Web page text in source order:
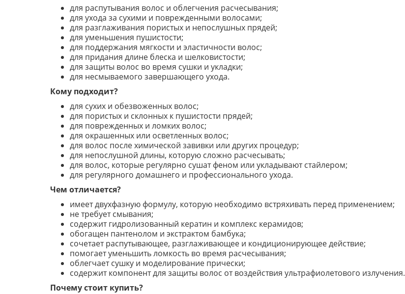
для распутывания волос и облегчения расчесывания;
для ухода за сухими и поврежденными волосами;
для разглаживания пористых и непослушных прядей;
для уменьшения пушистости;
для поддержания мягкости и эластичности волос;
для придания длине блеска и шелковистости;
для защиты волос во время сушки и укладки;
для несмываемого завершающего ухода.
Кому подходит?
для сухих и обезвоженных волос;
для пористых и склонных к пушистости прядей;
для поврежденных и ломких волос;
для окрашенных или осветленных волос;
для волос после химической завивки или других процедур;
для непослушной длины, которую сложно расчесывать;
для волос, которые регулярно сушат феном или укладывают стайлером;
для регулярного домашнего и профессионального ухода.
Чем отличается?
имеет двухфазную формулу, которую необходимо встряхивать перед применением;
не требует смывания;
содержит гидролизованный кератин и комплекс керамидов;
обогащен пантенолом и экстрактом бамбука;
сочетает распутывающее, разглаживающее и кондиционирующее действие;
помогает уменьшить ломкость во время расчесывания;
облегчает сушку и моделирование прически;
содержит компонент для защиты волос от воздействия ультрафиолетового излучения.
Почему стоит купить?